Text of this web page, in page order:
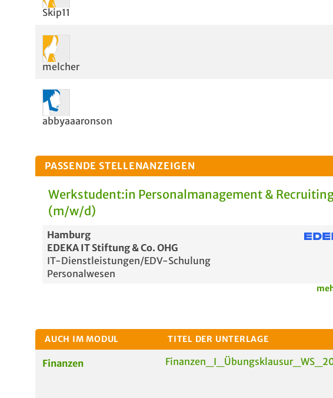
Skip11
melcher
abbyaaaronson
PASSENDE STELLENANZEIGEN
Werkstudent:in Personalmanagement &
(m/w/d)
Hamburg
EDEKA IT Stiftung & Co. OHG
IT-Dienstleistungen/EDV-Schulung
Personalwesen
AUCH IM MODUL TITEL DER UNTERLAGE
Finanzen